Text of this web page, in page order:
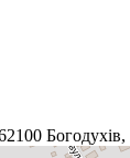
Богодухів,